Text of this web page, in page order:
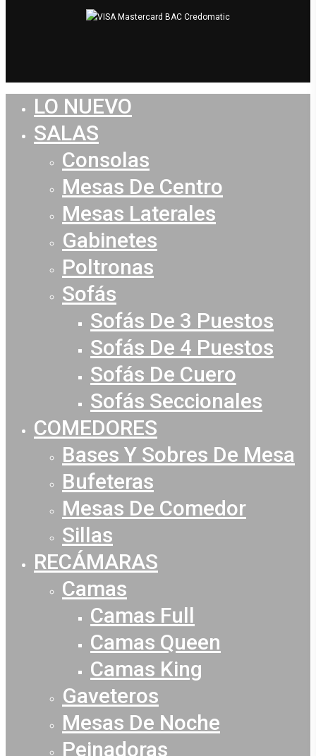
LO NUEVO
SALAS
Consolas
Mesas De Centro
Mesas Laterales
Gabinetes
Poltronas
Sofás
Sofás De 3 Puestos
Sofás De 4 Puestos
Sofás De Cuero
Sofás Seccionales
COMEDORES
Bases Y Sobres De Mesa
Bufeteras
Mesas De Comedor
Sillas
RECÁMARAS
Camas
Camas Full
Camas Queen
Camas King
Gaveteros
Mesas De Noche
Peinadoras